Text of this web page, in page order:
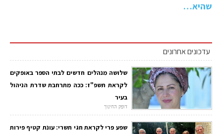
שהיא…
עדכונים אחרונים
שלושה מנהלים חדשים לבתי הספר באופקים
לקראת תשפ"ז: ככה מתרחבת שדרת הניהול
בעיר
דופק החינוך
שפע פרי לקראת חגי תשרי: עונת קטיף פירות